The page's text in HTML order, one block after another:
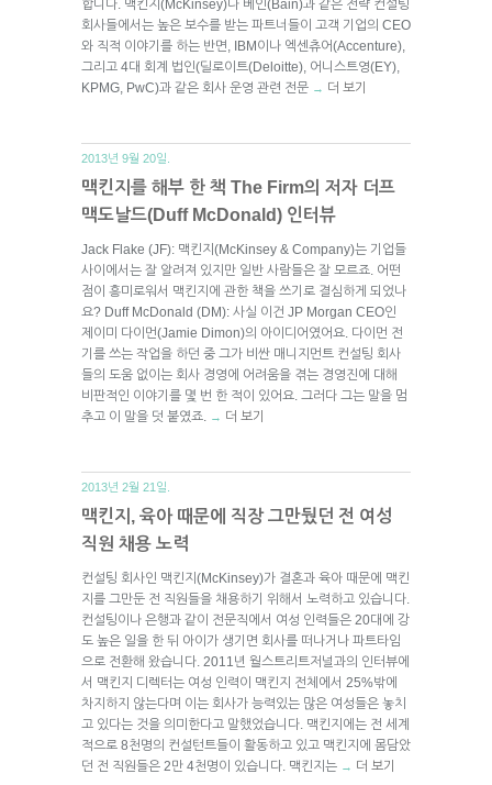
합니다. 맥킨지(McKinsey)나 베인(Bain)과 같은 전략 컨설팅
회사들에서는 높은 보수를 받는 파트너들이 고객 기업의 CEO
와 직적 이야기를 하는 반면, IBM이나 엑센츄어(Accenture),
그리고 4대 회계 법인(딜로이트(Deloitte), 어니스트영(EY),
KPMG, PwC)과 같은 회사 운영 관련 전문 → 더 보기
2013년 9월 20일.
맥킨지를 해부 한 책 The Firm의 저자 더프
맥도날드(Duff McDonald) 인터뷰
Jack Flake (JF): 맥킨지(McKinsey & Company)는 기업들
사이에서는 잘 알려져 있지만 일반 사람들은 잘 모르죠. 어떤
점이 흥미로워서 맥킨지에 관한 책을 쓰기로 결심하게 되었나
요? Duff McDonald (DM): 사실 이건 JP Morgan CEO인
제이미 다이먼(Jamie Dimon)의 아이디어였어요. 다이먼 전
기를 쓰는 작업을 하던 중 그가 비싼 매니지먼트 컨설팅 회사
들의 도움 없이는 회사 경영에 어려움을 겪는 경영진에 대해
비판적인 이야기를 몇 번 한 적이 있어요. 그러다 그는 말을 멈
추고 이 말을 덧 붙였죠.
→ 더 보기
2013년 2월 21일.
맥킨지, 육아 때문에 직장 그만뒀던 전 여성
직원 채용 노력
컨설팅 회사인 맥킨지(McKinsey)가 결혼과 육아 때문에 맥킨
지를 그만둔 전 직원들을 채용하기 위해서 노력하고 있습니다.
컨설팅이나 은행과 같이 전문직에서 여성 인력들은 20대에 강
도 높은 일을 한 뒤 아이가 생기면 회사를 떠나거나 파트타임
으로 전환해 왔습니다. 2011년 월스트리트저널과의 인터뷰에
서 맥킨지 디렉터는 여성 인력이 맥킨지 전체에서 25%밖에
차지하지 않는다며 이는 회사가 능력있는 많은 여성들은 놓치
고 있다는 것을 의미한다고 말했었습니다. 맥킨지에는 전 세계
적으로 8천명의 컨설턴트들이 활동하고 있고 맥킨지에 몸담았
던 전 직원들은 2만 4천명이 있습니다. 맥킨지는 → 더 보기